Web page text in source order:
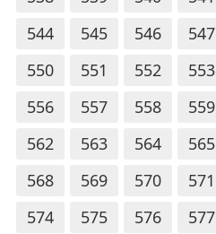
544
545 546 547
550
551 552 553
556
557 558 559
562
563 564 565
568
569 570 571
574
575 576 577